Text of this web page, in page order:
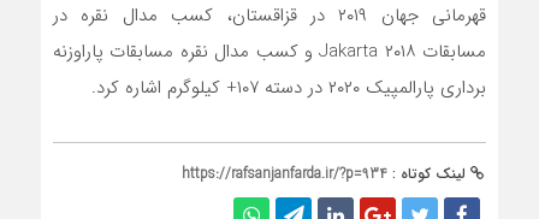
قهرمانی جهان ۲۰۱۹ در قزاقستان، کسب مدال نقره در
مسابقات ۲۰۱۸ Jakarta و کسب مدال نقره مسابقات پاراوزنه
برداری پارالمپیک ۲۰۲۰ در دسته ۱۰۷+ کیلوگرم اشاره کرد.
لینک کوتاه : https://rafsanjanfarda.ir/?p=934